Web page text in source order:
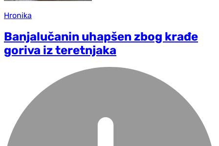
Hronika
Banjalučanin uhapšen zbog krađe
goriva iz teretnjaka